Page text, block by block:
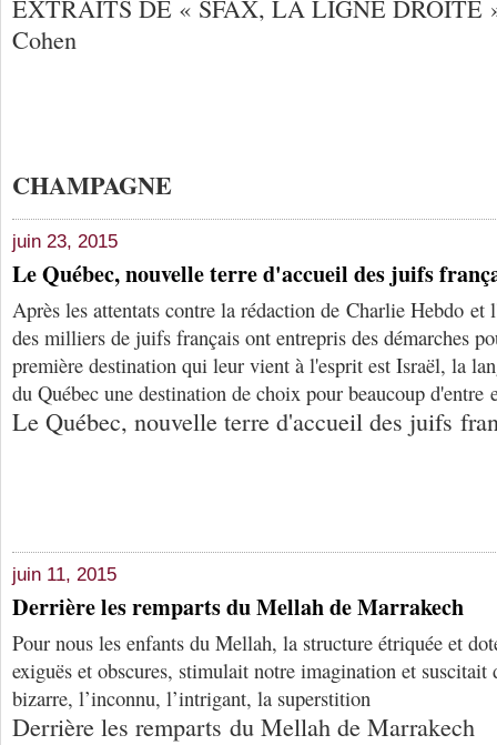
EXTRAITS DE « SFAX, LA LIGNE DROITE
Cohen
CHAMPAGNE
juin 23, 2015
Le Québec, nouvelle terre d'accueil des juifs
Après les attentats contre la rédaction de Charlie Hebdo et
des milliers de juifs français ont entrepris des démarches
première destination qui leur vient à l'esprit est Israël, la
du Québec une destination de choix pour beaucoup d'entre
Le Québec, nouvelle terre d'accueil des juifs
juin 11, 2015
Derrière les remparts du Mellah de Marrakech
Pour nous les enfants du Mellah, la structure étriquée et
exiguës et obscures, stimulait notre imagination et suscitait
bizarre, l’inconnu, l’intrigant, la superstition
Derrière les remparts du Mellah de Marrakech